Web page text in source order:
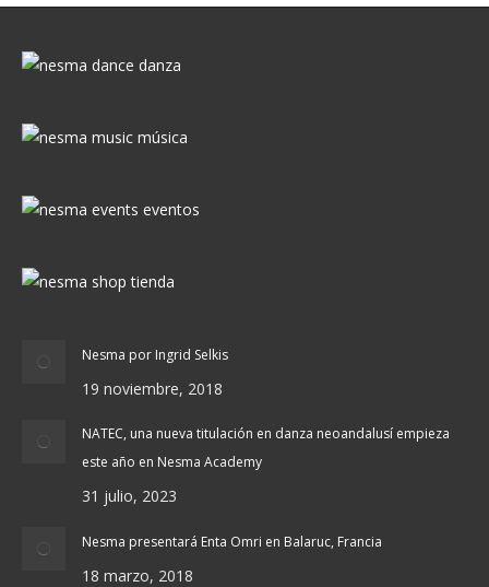
Nesma por Ingrid Selkis
19 noviembre, 2018
NATEC, una nueva titulación en danza neoandalusí empieza
este año en Nesma Academy
31 julio, 2023
Nesma presentará Enta Omri en Balaruc, Francia
18 marzo, 2018